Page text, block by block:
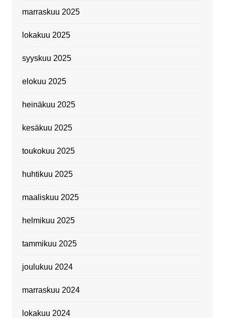
marraskuu 2025
lokakuu 2025
syyskuu 2025
elokuu 2025
heinäkuu 2025
kesäkuu 2025
toukokuu 2025
huhtikuu 2025
maaliskuu 2025
helmikuu 2025
tammikuu 2025
joulukuu 2024
marraskuu 2024
lokakuu 2024